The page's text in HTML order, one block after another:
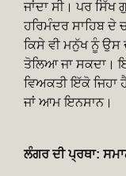
ਜਾਂਦਾ ਸੀ। ਪਰ ਸਿੱਖ
ਹਰਿਮੰਦਰ ਸਾਹਿਬ ਦੇ
ਕਿਸੇ ਵੀ ਮਨੁੱਖ ਨੂੰ ਉਸ
ਤੋਲਿਆ ਜਾ ਸਕਦਾ।
ਵਿਅਕਤੀ ਇੱਕੋ ਜਿਹਾ
ਜਾਂ ਆਮ ਇਨਸਾਨ।
ਲੰਗਰ ਦੀ ਪ੍ਰਥਾ: